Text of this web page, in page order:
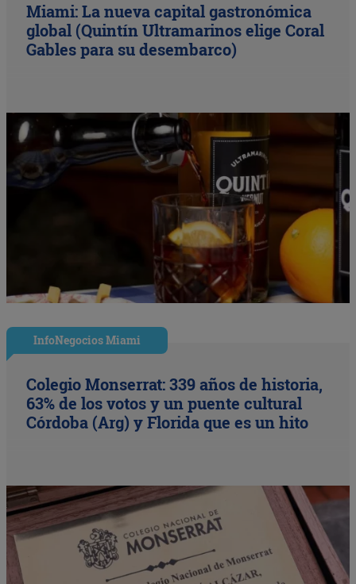
Miami: La nueva capital gastronómica
global (Quintín Ultramarinos elige Coral
Gables para su desembarco)
InfoNegocios Miami
Colegio Monserrat: 339 años de historia,
63% de los votos y un puente cultural
Córdoba (Arg) y Florida que es un hito